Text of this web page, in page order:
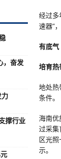
经过多
速器”
有底气
培育热
地处
条件。
海南优
过采
区光
示。
，奋发
撑行业